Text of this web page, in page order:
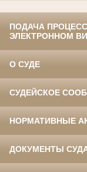
ПОДАЧА
ЭЛЕКТРОННОМ
О СУДЕ
СУДЕЙСКОЕ
НОРМАТИВНЫЕ
ДОКУМЕНТЫ